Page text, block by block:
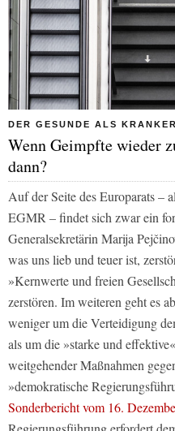
DER GESUNDE ALS KRANKER
Wenn Geimpfte wieder
dann?
Auf der Seite des Europarats –
EGMR – findet sich zwar ein
Generalsekretärin Marija
was uns lieb und teuer ist,
»Kernwerte und freien
zerstören. Im weiteren geht es
weniger um die Verteidigung
als um die »starke und
weitgehender Maßnahmen
»demokratische
Sonderbericht vom 16.